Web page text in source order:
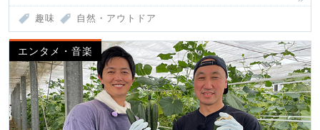
趣味 自然・アウトドア
エンタメ・音楽